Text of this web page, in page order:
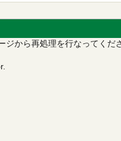
ジから再処理を行なってくだ